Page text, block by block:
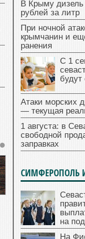
В Крыму
рублей за литр
При ночной
крымчанин и
ранения
С 1
Атаки морских
— текущая
1 августа: в
свободной
заправках
СИМФЕРОПОЛЬ
на
На